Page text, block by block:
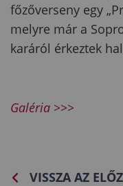
főzőverseny egy
melyre már a
karáról érkeztek
Galéria >>>
VISSZA AZ